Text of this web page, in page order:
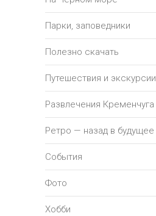
Парки, заповедники
Полезно скачать
Путешествия и экскурсии
Развлечения Кременчуга
Ретро — назад в будущее
События
Фото
Хобби